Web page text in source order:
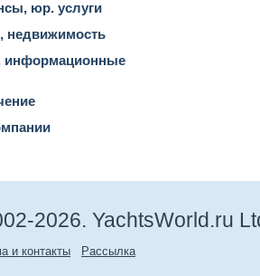
юр. услуги
недвижимость
информационные
2026. YachtsWorld.ru
и контакты Рассылка